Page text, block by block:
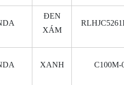
ĐEN
XÁM
XANH C100M-